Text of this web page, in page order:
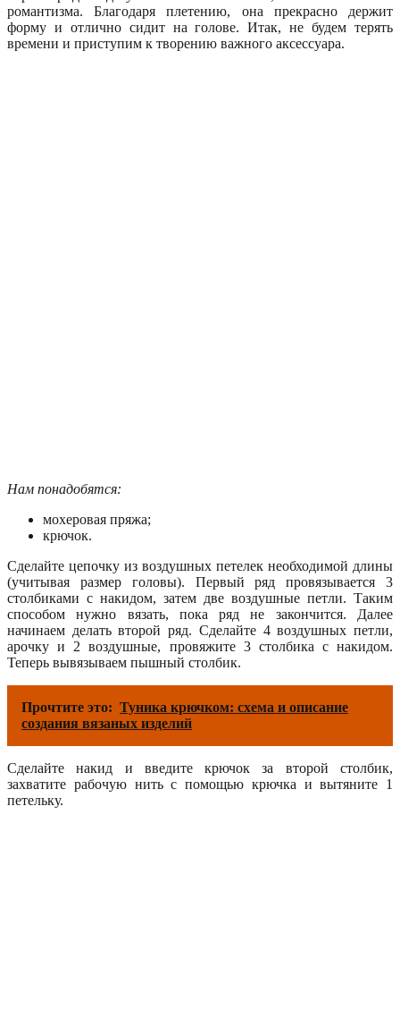
романтизма. Благодаря плетению, она прекрасно держит
форму и отлично сидит на голове. Итак, не будем терять
времени и приступим к творению важного аксессуара.
Нам понадобятся:
мохеровая пряжа;
крючок.
Сделайте цепочку из воздушных петелек необходимой длины
(учитывая размер головы). Первый ряд провязывается 3
столбиками с накидом, затем две воздушные петли. Таким
способом нужно вязать, пока ряд не закончится. Далее
начинаем делать второй ряд. Сделайте 4 воздушных петли,
арочку и 2 воздушные, провяжите 3 столбика с накидом.
Теперь вывязываем пышный столбик.
Прочтите это: Туника крючком: схема и описание
создания вязаных изделий
Сделайте накид и введите крючок за второй столбик,
захватите рабочую нить с помощью крючка и вытяните 1
петельку.